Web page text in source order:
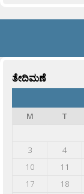
ತೇದಿಮಣೆ
M
T
3
4
10
11
17
18